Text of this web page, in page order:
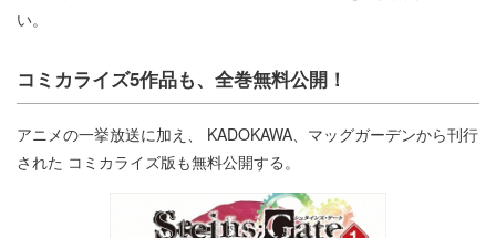
い。
コミカライズ5作品も、全巻無料公開！
アニメの一挙放送に加え、 KADOKAWA、マッグガーデンから刊行
された コミカライズ版も無料公開する。